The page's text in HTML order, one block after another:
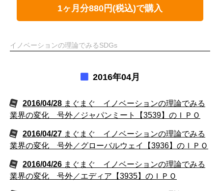
1ヶ月分880円(税込)で購入
イノベーションの理論でみるSDGs
2016年04月
2016/04/28 まぐまぐ イノベーションの理論でみる
業界の変化 号外／ジャパンミート【3539】のＩＰＯ
2016/04/27 まぐまぐ イノベーションの理論でみる
業界の変化 号外／グローバルウェイ【3936】のＩＰＯ
2016/04/26 まぐまぐ イノベーションの理論でみる
業界の変化 号外／エディア【3935】のＩＰＯ